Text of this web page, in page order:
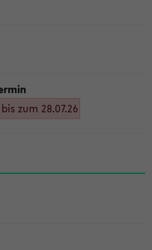
zum 28.07.26